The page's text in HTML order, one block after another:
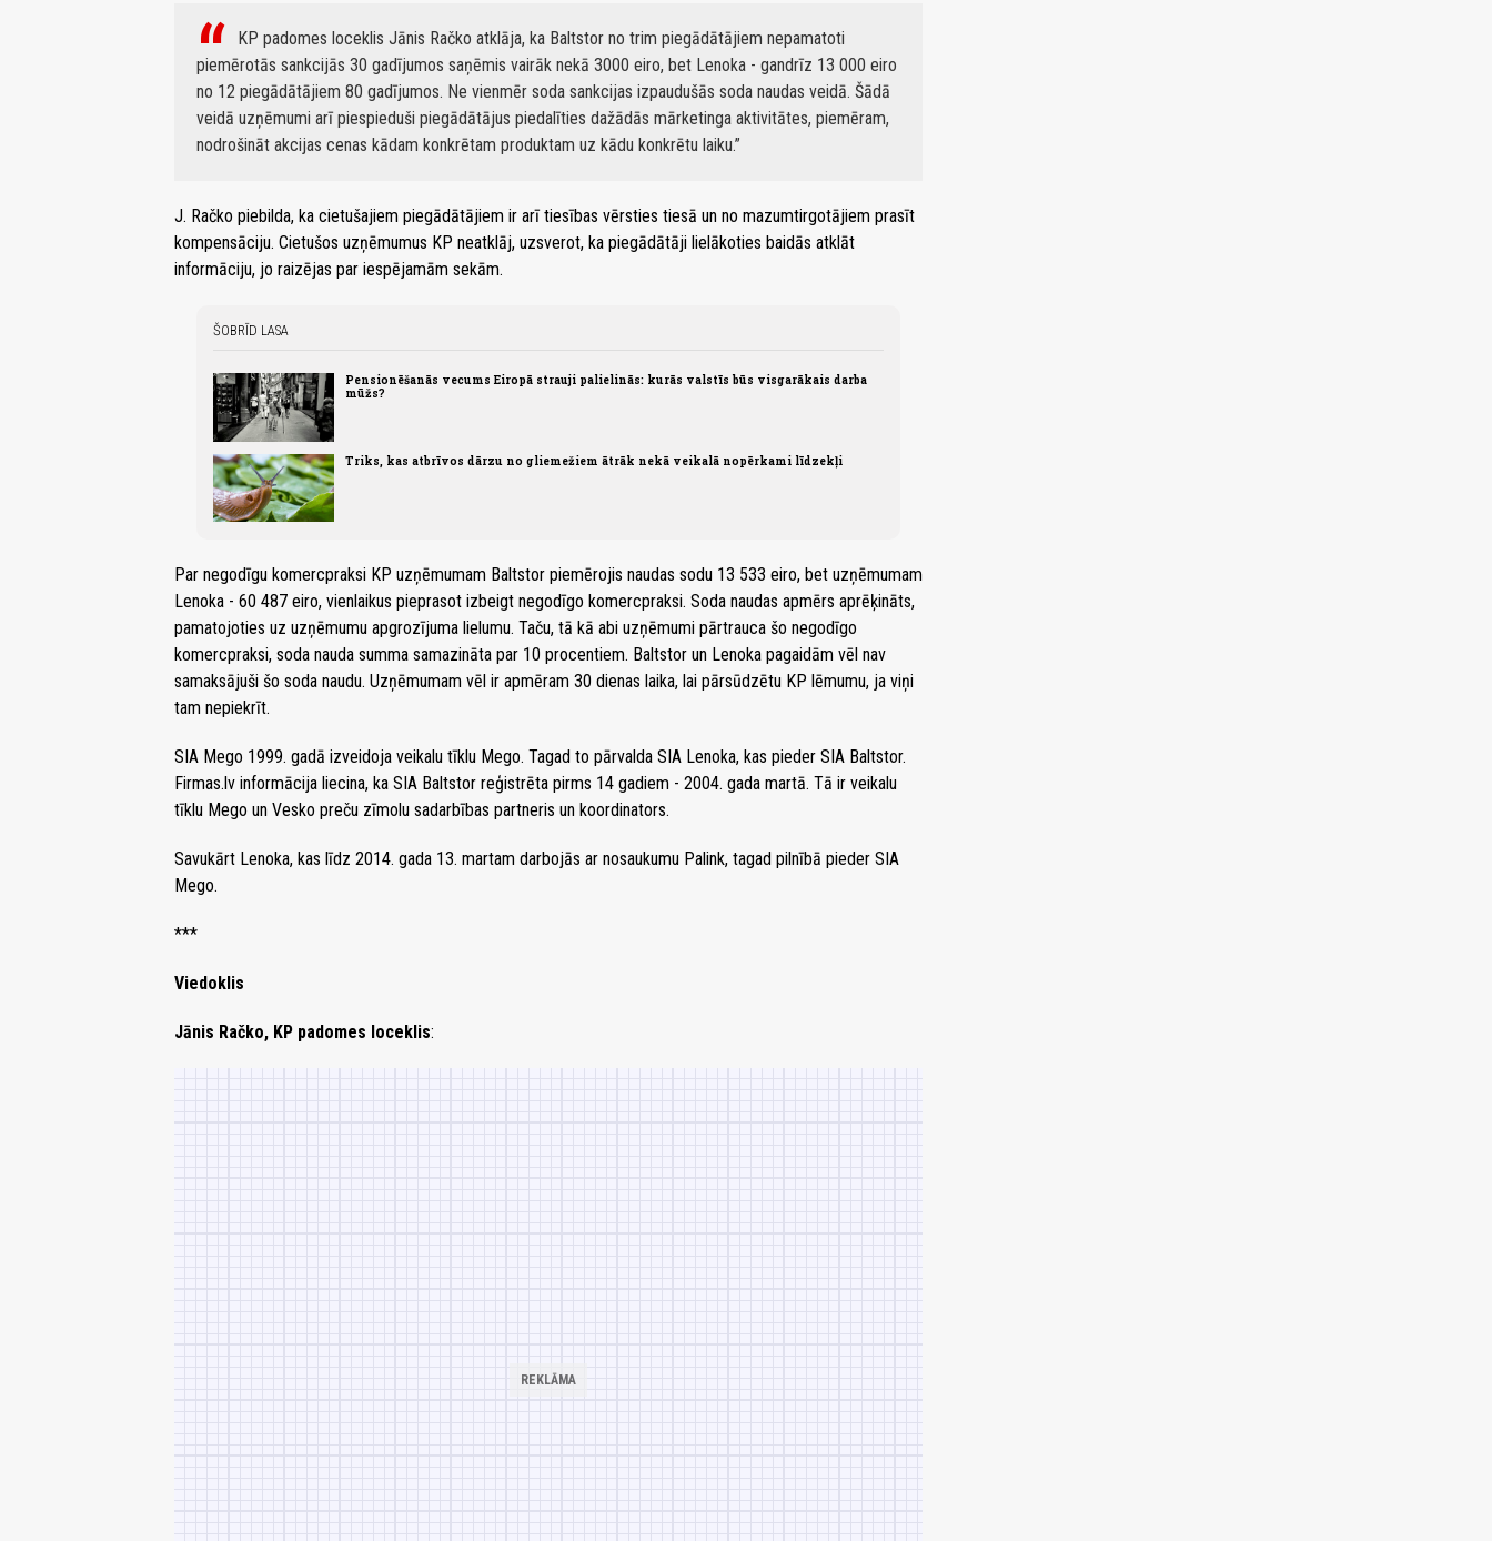
KP padomes loceklis Jānis Račko atklāja, ka Baltstor no trim piegādātājiem nepamatoti
piemērotās sankcijās 30 gadījumos saņēmis vairāk nekā 3000 eiro, bet Lenoka - gandrīz 13 000 eiro
no 12 piegādātājiem 80 gadījumos. Ne vienmēr soda sankcijas izpaudušās soda naudas veidā. Šādā
veidā uzņēmumi arī piespieduši piegādātājus piedalīties dažādās mārketinga aktivitātes, piemēram,
nodrošināt akcijas cenas kādam konkrētam produktam uz kādu konkrētu laiku.
J. Račko piebilda, ka cietušajiem piegādātājiem ir arī tiesības vērsties tiesā un no mazumtirgotājiem prasīt
kompensāciju. Cietušos uzņēmumus KP neatklāj, uzsverot, ka piegādātāji lielākoties baidās atklāt
informāciju, jo raizējas par iespējamām sekām.
ŠOBRĪD LASA
Pensionēšanās vecums Eiropā strauji palielinās: kurās valstīs būs visgarākais darba
mūžs?
Triks, kas atbrīvos dārzu no gliemežiem ātrāk nekā veikalā nopērkami līdzekļi
Par negodīgu komercpraksi KP uzņēmumam Baltstor piemērojis naudas sodu 13 533 eiro, bet uzņēmumam
Lenoka - 60 487 eiro, vienlaikus pieprasot izbeigt negodīgo komercpraksi. Soda naudas apmērs aprēķināts,
pamatojoties uz uzņēmumu apgrozījuma lielumu. Taču, tā kā abi uzņēmumi pārtrauca šo negodīgo
komercpraksi, soda nauda summa samazināta par 10 procentiem. Baltstor un Lenoka pagaidām vēl nav
samaksājuši šo soda naudu. Uzņēmumam vēl ir apmēram 30 dienas laika, lai pārsūdzētu KP lēmumu, ja viņi
tam nepiekrīt.
SIA Mego 1999. gadā izveidoja veikalu tīklu Mego. Tagad to pārvalda SIA Lenoka, kas pieder SIA Baltstor.
Firmas.lv informācija liecina, ka SIA Baltstor reģistrēta pirms 14 gadiem - 2004. gada martā. Tā ir veikalu
tīklu Mego un Vesko preču zīmolu sadarbības partneris un koordinators.
Savukārt Lenoka, kas līdz 2014. gada 13. martam darbojās ar nosaukumu Palink, tagad pilnībā pieder SIA
Mego.
***
Viedoklis
Jānis Račko, KP padomes loceklis: